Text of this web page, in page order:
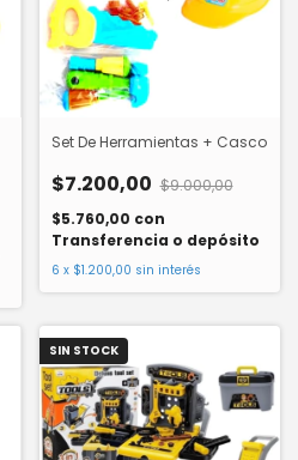
Set De Herramientas + Casco
$7.200,00 $9.000,00
$5.760,00 con
Transferencia o depósito
6 x $1.200,00 sin interés
SIN STOCK